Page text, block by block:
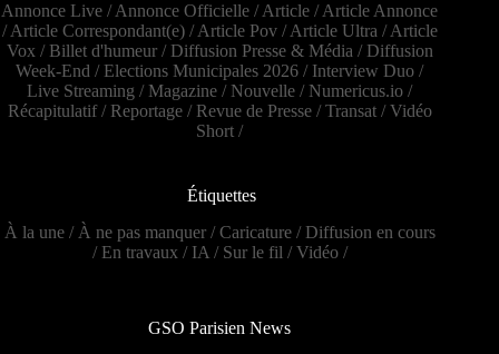
Annonce Live /Annonce Officielle /Article /Article Annonce
/Article Correspondant(e)/Article Pov/Article Ultra /Article
Vox / Billet d'humeur/ Diffusion Presse & Média / Diffusion
Week-End / Elections Municipales 2026 / Interview Duo /
Live Streaming / Magazine / Nouvelle / Numericus.io /
Récapitulatif/ Reportage/ Revue de Presse/Transat/Vidéo
Short /
Étiquettes
À la une/ À ne pas manquer/Caricature/ Diffusion en cours
/ En travaux / IA / Sur le fil /Vidéo/
GSO Parisien News